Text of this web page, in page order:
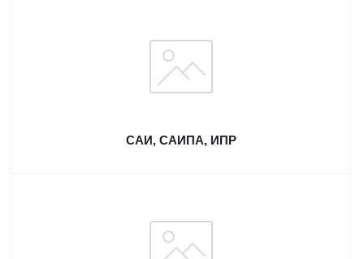
САИ, САИПА, ИПР